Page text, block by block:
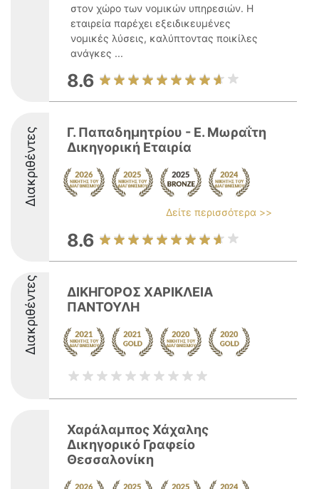
στον χώρο των νομικών υπηρεσιών. Η
εταιρεία παρέχει εξειδικευμένες
νομικές λύσεις, καλύπτοντας ποικίλες
ανάγκες ...
8.6
Διακριθέντες
Γ. Παπαδημητρίου - Ε. Μωραΐτη
Δικηγορική Εταιρία
Δείτε περισσότερα >>
8.6
Διακριθέντες
ΔΙΚΗΓΟΡΟΣ ΧΑΡΙΚΛΕΙΑ
ΠΑΝΤΟΥΛΗ
Χαράλαμπος Χάχαλης
Δικηγορικό Γραφείο
Θεσσαλονίκη